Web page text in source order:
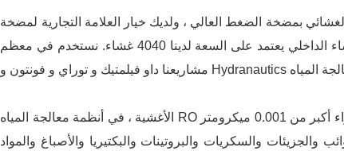
بمضخة الضغط العالي ، ولديك خيار العلامة التجارية لمضخة
الضغط العالي ويسمح لك بتعديل ميزانيتك. غلاف غلاف الغشاء الداخلي يعتمد على السعة لدينا 4040 غشاء. نستخدم في معظم
الأغشية ، في أنظمة معالجة المياه RO التجارية ، هي الجزء الأكثر أهمية. إنها تمنع إذا كان حجم الأجزاء أكبر من 0.001 ميكرومتر
يتكون من الشوائب والجزيئات والسكريات والبروتينات والبكتيريا والأصباغ والمواد